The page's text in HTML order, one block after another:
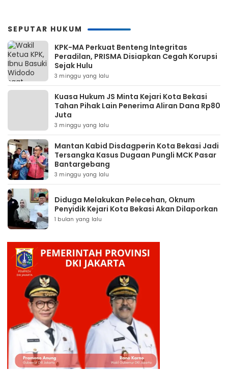
SEPUTAR HUKUM
KPK-MA Perkuat Benteng Integritas
Peradilan, PRISMA Disiapkan Cegah Korupsi
Sejak Hulu
3 minggu yang lalu
Kuasa Hukum JS Minta Kejari Kota Bekasi
Tahan Pihak Lain Penerima Aliran Dana Rp80
Juta
3 minggu yang lalu
Mantan Kabid Disdagperin Kota Bekasi Jadi
Tersangka Kasus Dugaan Pungli MCK Pasar
Bantargebang
3 minggu yang lalu
Diduga Melakukan Pelecehan, Oknum
Penyidik Kejari Kota Bekasi Akan Dilaporkan
1 bulan yang lalu